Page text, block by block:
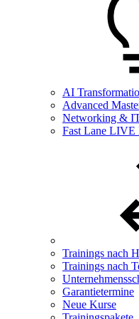
AI
Advanced
Networking &
Fast Lane LIVE
Trainings nach
Trainings nach
Garantietermine
Neue Kurse